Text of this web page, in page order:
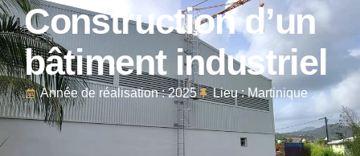
Construction d’un
bâtiment industriel
Année de réalisation : 2025 Lieu : Martinique